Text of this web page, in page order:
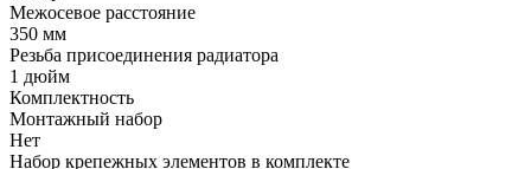
Межосевое расстояние
350 мм
Резьба присоединения радиатора
1 дюйм
Комплектность
Монтажный набор
Нет
Набор крепежных элементов в комплекте